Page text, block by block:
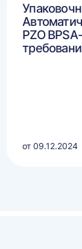
PZO
от 09.12.2024